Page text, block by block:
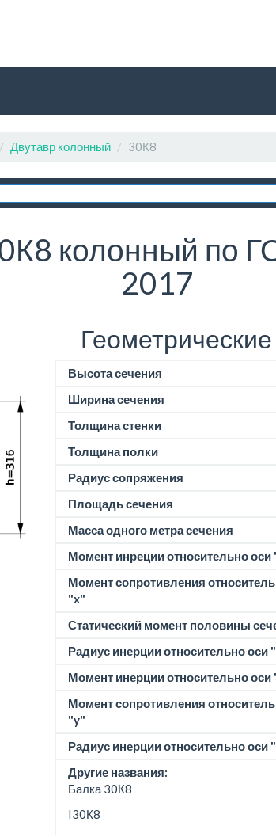
Двутавр колонный 30К8
колонный по
2017
Высота сечения
Ширина сечения
Толщина стенки
Толщина полки
Радиус сопряжения
Площадь сечения
Масса одного метра сечения
Момент инреции относительно оси
Момент сопротивления
"x"
Статический момент половины
Радиус инерции относительно оси
Момент инерции относительно оси
Момент сопротивления
"y"
Радиус инерции относительно оси
Другие названия:
Балка 30К8
I30К8